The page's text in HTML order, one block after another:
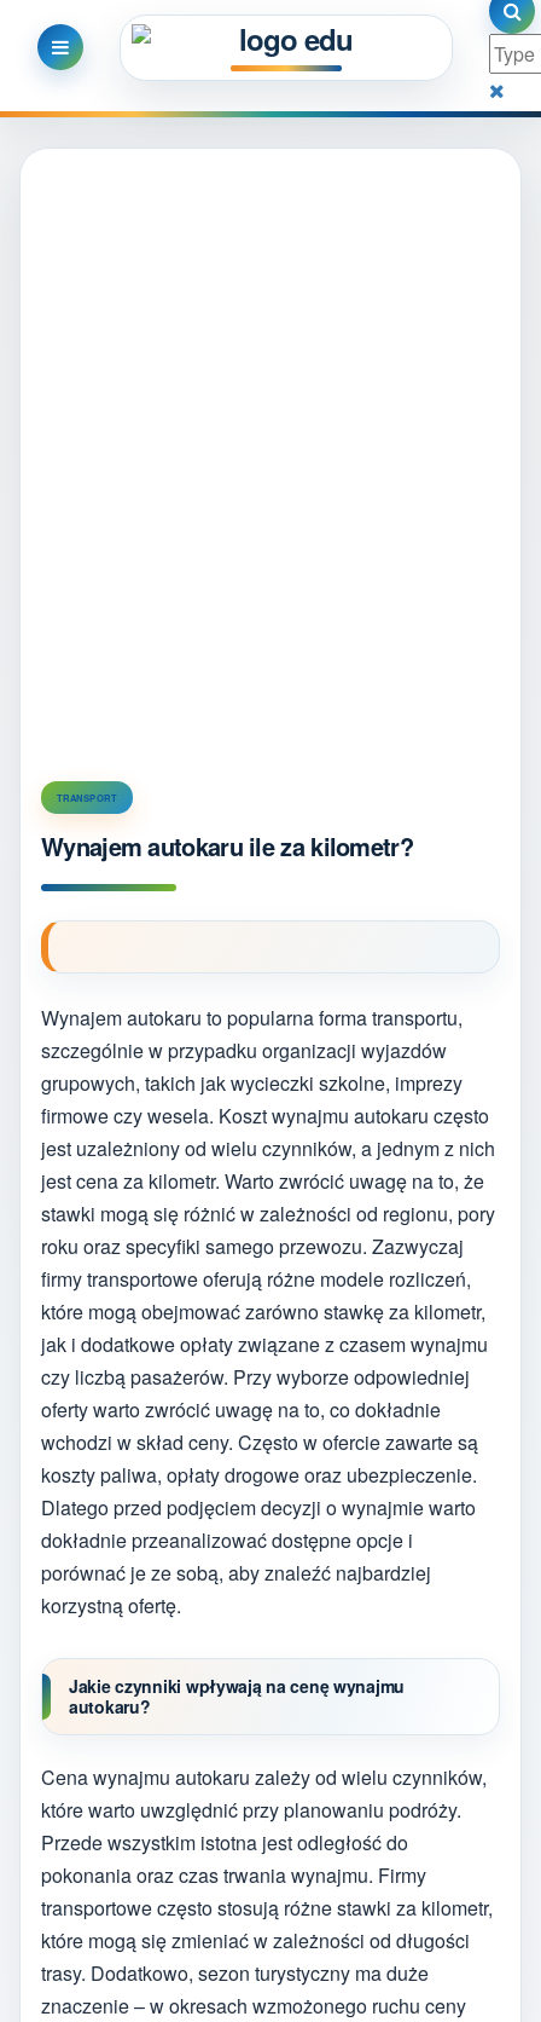
TRANSPORT
Wynajem autokaru ile za kilometr?
Wynajem autokaru to popularna forma transportu,
szczególnie w przypadku organizacji wyjazdów
grupowych, takich jak wycieczki szkolne, imprezy
firmowe czy wesela. Koszt wynajmu autokaru często
jest uzależniony od wielu czynników, a jednym z nich
jest cena za kilometr. Warto zwrócić uwagę na to, że
stawki mogą się różnić w zależności od regionu, pory
roku oraz specyfiki samego przewozu. Zazwyczaj
firmy transportowe oferują różne modele rozliczeń,
które mogą obejmować zarówno stawkę za kilometr,
jak i dodatkowe opłaty związane z czasem wynajmu
czy liczbą pasażerów. Przy wyborze odpowiedniej
oferty warto zwrócić uwagę na to, co dokładnie
wchodzi w skład ceny. Często w ofercie zawarte są
koszty paliwa, opłaty drogowe oraz ubezpieczenie.
Dlatego przed podjęciem decyzji o wynajmie warto
dokładnie przeanalizować dostępne opcje i
porównać je ze sobą, aby znaleźć najbardziej
korzystną ofertę.
Jakie czynniki wpływają na cenę wynajmu
autokaru?
Cena wynajmu autokaru zależy od wielu czynników,
które warto uwzględnić przy planowaniu podróży.
Przede wszystkim istotna jest odległość do
pokonania oraz czas trwania wynajmu. Firmy
transportowe często stosują różne stawki za kilometr,
które mogą się zmieniać w zależności od długości
trasy. Dodatkowo, sezon turystyczny ma duże
znaczenie – w okresach wzmożonego ruchu ceny